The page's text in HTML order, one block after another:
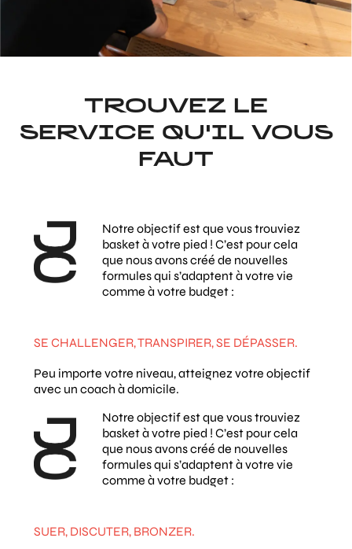
TROUVEZ LE
SERVICE QU'IL VOUS
FAUT
Notre objectif est que vous trouviez
basket à votre pied ! C’est pour cela
que nous avons créé de nouvelles
formules qui s’adaptent à votre vie
comme à votre budget :
SE CHALLENGER, TRANSPIRER, SE DÉPASSER.
Peu importe votre niveau, atteignez votre objectif
avec un coach à domicile.
Notre objectif est que vous trouviez
basket à votre pied ! C’est pour cela
que nous avons créé de nouvelles
formules qui s’adaptent à votre vie
comme à votre budget :
SUER, DISCUTER, BRONZER.